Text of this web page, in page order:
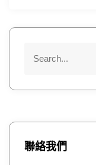
f聯絡我們